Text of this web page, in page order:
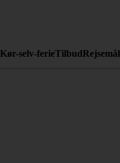
Kør-selv-ferieTilbudRejsemål